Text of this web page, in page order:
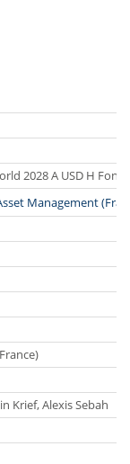
2028 A USD H Fonds
Management
Krief, Alexis Sebah